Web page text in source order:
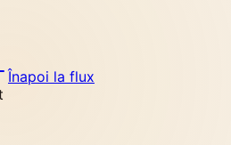
Înapoi la flux